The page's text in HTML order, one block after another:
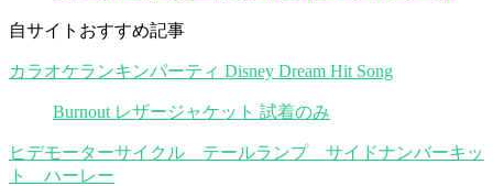
自サイトおすすめ記事
カラオケランキンパーティ Disney Dream Hit Song
Burnout レザージャケット 試着のみ
ヒデモーターサイクル テールランプ サイドナンバーキッ
ト ハーレー